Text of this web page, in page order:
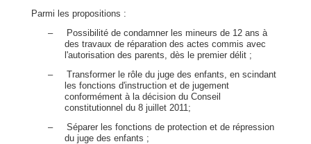
Parmi les propositions :
–
Possibilité de condamner les mineurs de 12 ans à
des travaux de réparation des actes commis avec
l'autorisation des parents, dès le premier délit ;
–
Transformer le rôle du juge des enfants, en scindant
les fonctions d'instruction et de jugement
conformément à la décision du Conseil
constitutionnel du 8 juillet 2011;
–
Séparer les fonctions de protection et de répression
du juge des enfants ;